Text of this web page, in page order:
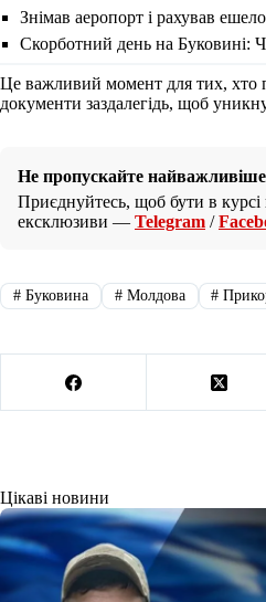
Знімав аеропорт і рахував
Скорботний день на Буковині:
Це важливий момент для тих, хто
документи заздалегідь, щоб
Не пропускайте найважливіше
Приєднуйтесь, щоб бути в курсі
ексклюзиви — Telegram /
#Буковина #Молдова #
Цікаві новини